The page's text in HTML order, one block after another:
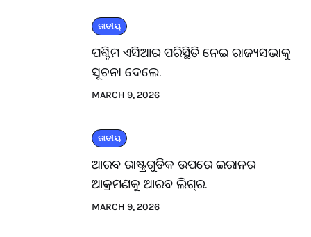
ଜାତୀୟ
ପଶ୍ଚିମ ଏସିଆର ପରିସ୍ଥିତି ନେଇ ରାଜ୍ୟସଭାକୁ
ସୂଚନା ଦେଲେ.
MARCH 9, 2026
ଜାତୀୟ
ଆରବ ରାଷ୍ଟ୍ରଗୁଡିକ ଉପରେ ଇରାନର
ଆକ୍ରମଣକୁ ଆରବ ଲିଗ୍‌ର.
MARCH 9, 2026